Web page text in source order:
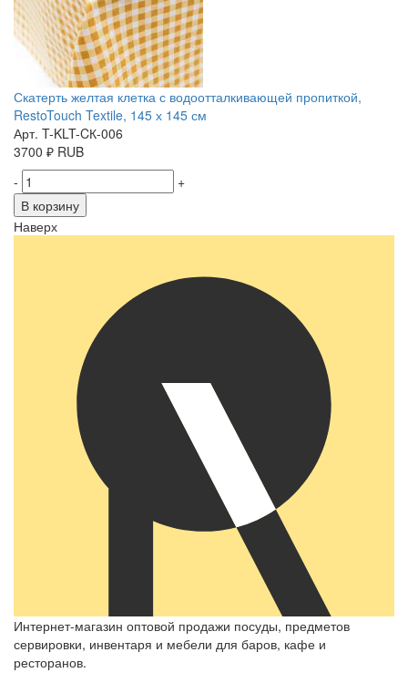
Скатерть желтая клетка с водоотталкивающей пропиткой,
RestoTouch Textile, 145 х 145 см
Арт. T-KLT-CК-006
3700 ₽ RUB
-
+
В корзину
Наверх
Интернет-магазин оптовой продажи посуды, предметов
сервировки, инвентаря и мебели для баров, кафе и
ресторанов.